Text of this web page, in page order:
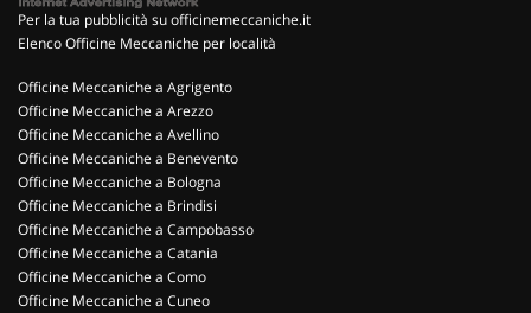
Per la tua pubblicità su officinemeccaniche.it
Elenco Officine Meccaniche per località
Officine Meccaniche a Agrigento
Officine Meccaniche a Arezzo
Officine Meccaniche a Avellino
Officine Meccaniche a Benevento
Officine Meccaniche a Bologna
Officine Meccaniche a Brindisi
Officine Meccaniche a Campobasso
Officine Meccaniche a Catania
Officine Meccaniche a Como
Officine Meccaniche a Cuneo